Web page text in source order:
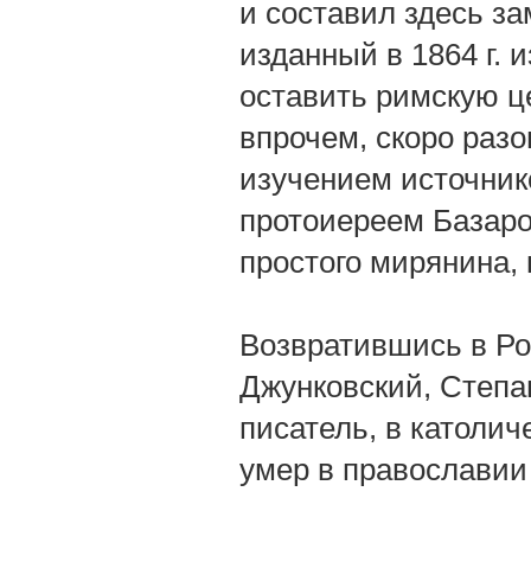
и составил здесь
изданный в 1864 г.
оставить римскую
впрочем, скоро
изучением
протоиереем
простого
Возвратившись в
Джунковский,
писатель, в
умер в